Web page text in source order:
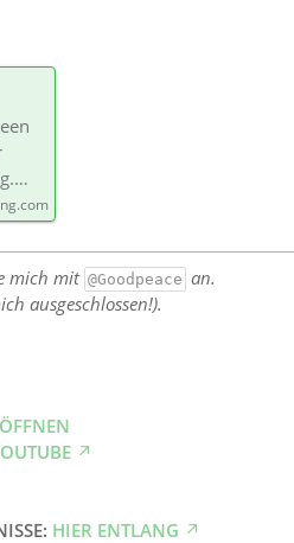
mich mit @Goodpeace an.
ausgeschlossen!).
HIER ENTLANG